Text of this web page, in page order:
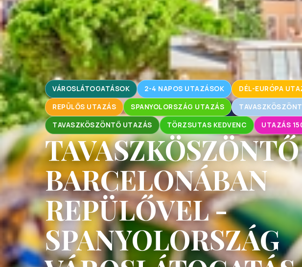
VÁROSLÁTOGATÁSOK 2-4 NAPOS UTAZÁSOK DÉL-EURÓPA
REPÜLŐS UTAZÁS SPANYOLORSZÁG UTAZÁS
TAVASZKÖSZÖNTŐ UTAZÁS TÖRZSUTAS KEDVENC UTAZÁS
TAVASZKÖSZÖNTŐ
BARCELONÁBAN
REPÜLŐVEL -
SPANYOLORSZÁG